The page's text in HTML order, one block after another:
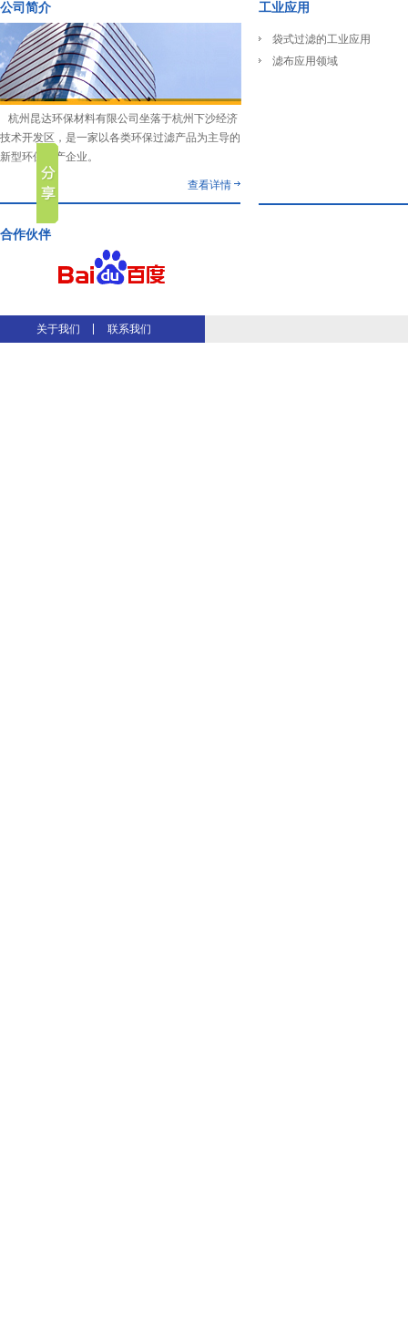
公司简介
杭州昆达环保材料有限公司坐落于杭州下沙经济
技术开发区，是一家以各类环保过滤产品为主导的
新型环保生产企业。
查看详情
工业应用
袋式过滤的工业应用
滤布应用领域
合作伙伴
关于我们 联系我们